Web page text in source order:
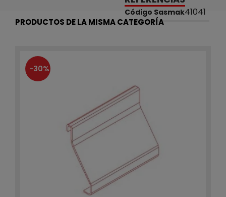
Código Sasmak41041
PRODUCTOS DE LA MISMA CATEGORÍA
-30%